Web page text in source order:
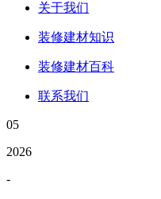
关于我们
装修建材知识
装修建材百科
联系我们
05
2026
-